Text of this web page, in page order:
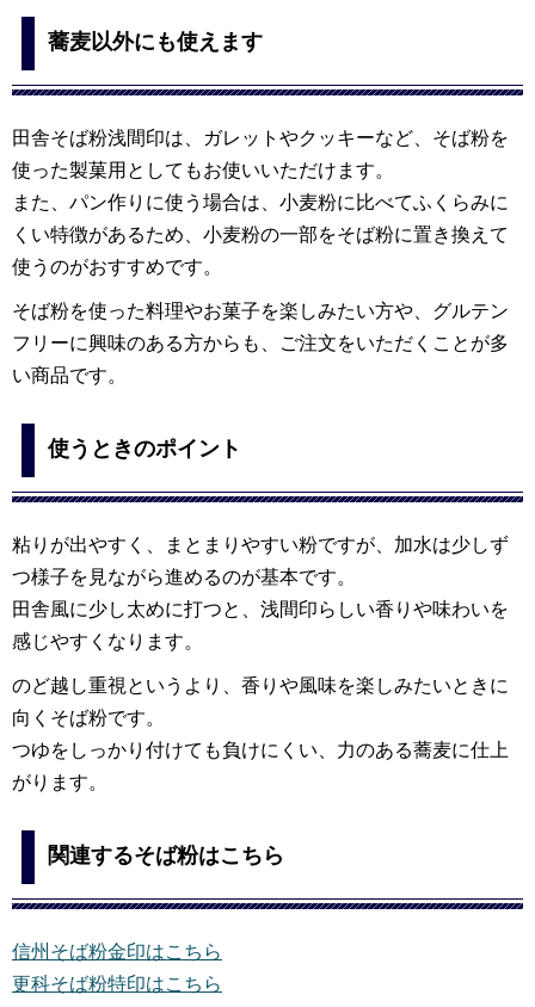
蕎麦以外にも使えます
田舎そば粉浅間印は、ガレットやクッキーなど、そば粉を
使った製菓用としてもお使いいただけます。
また、パン作りに使う場合は、小麦粉に比べてふくらみに
くい特徴があるため、小麦粉の一部をそば粉に置き換えて
使うのがおすすめです。
そば粉を使った料理やお菓子を楽しみたい方や、グルテン
フリーに興味のある方からも、ご注文をいただくことが多
い商品です。
使うときのポイント
粘りが出やすく、まとまりやすい粉ですが、加水は少しず
つ様子を見ながら進めるのが基本です。
田舎風に少し太めに打つと、浅間印らしい香りや味わいを
感じやすくなります。
のど越し重視というより、香りや風味を楽しみたいときに
向くそば粉です。
つゆをしっかり付けても負けにくい、力のある蕎麦に仕上
がります。
関連するそば粉はこちら
信州そば粉金印はこちら
更科そば粉特印はこちら